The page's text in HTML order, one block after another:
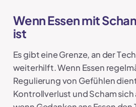
Wenn Essen mit
ist
Es gibt eine Grenze, an der
weiterhilft. Wenn Essen
Regulierung von Gefühlen
Kontrollverlust und Scham